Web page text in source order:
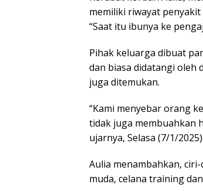
memiliki riwayat
“Saat itu ibunya ke
Pihak keluarga dibuat
dan biasa didatangi oleh
juga ditemukan.
“Kami menyebar orang
tidak juga membuahkan
ujarnya, Selasa (7/1/2025).
Aulia menambahkan,
muda, celana training